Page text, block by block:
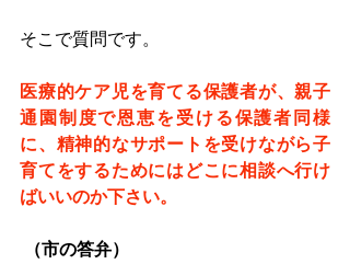
そこで質問です。
医療的ケア児を育てる保護者が、親子
通園制度で恩恵を受ける保護者同様
に、精神的なサポートを受けながら子
育てをするためにはどこに相談へ行け
ばいいのか下さい。
（市の答弁）